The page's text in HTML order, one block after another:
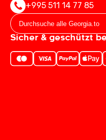
+995 511 14 77 85
Sicher & geschützt